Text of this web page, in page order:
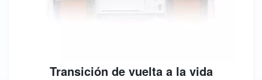
Transición de vuelta a la vida